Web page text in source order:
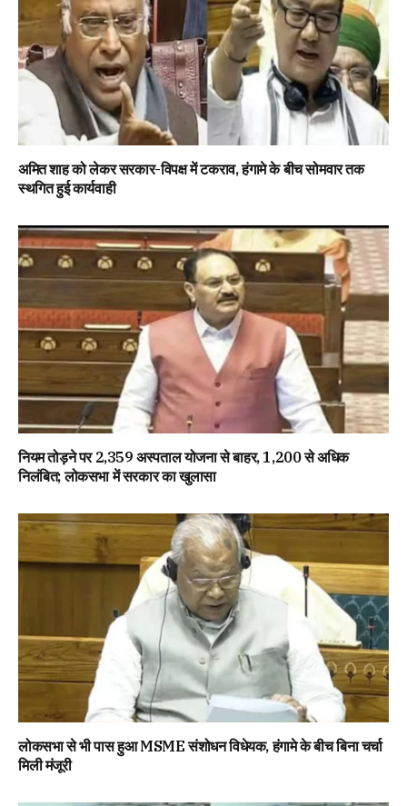
अमित शाह को लेकर सरकार-विपक्ष में टकराव, हंगामे के बीच सोमवार तक
स्थगित हुई कार्यवाही
नियम तोड़ने पर 2,359 अस्पताल योजना से बाहर, 1,200 से अधिक
निलंबित; लोकसभा में सरकार का खुलासा
लोकसभा से भी पास हुआ MSME संशोधन विधेयक, हंगामे के बीच बिना चर्चा
मिली मंजूरी